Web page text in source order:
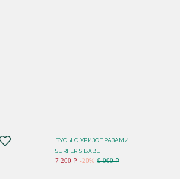
БУСЫ С ХРИЗОПРАЗАМИ
SURFER'S BABE
7 200 ₽ -20% 9 000 ₽